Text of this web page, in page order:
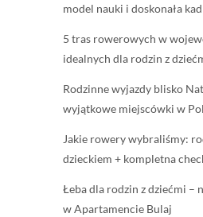
model nauki i doskonała
5 tras rowerowych w
idealnych dla rodzin z
Rodzinne wyjazdy blisko
wyjątkowe miejscówki w
Jakie rowery wybraliśmy:
dzieckiem + kompletna
Łeba dla rodzin z dziećmi –
w Apartamencie Bulaj